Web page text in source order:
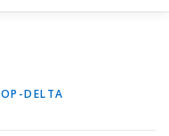
DELTA